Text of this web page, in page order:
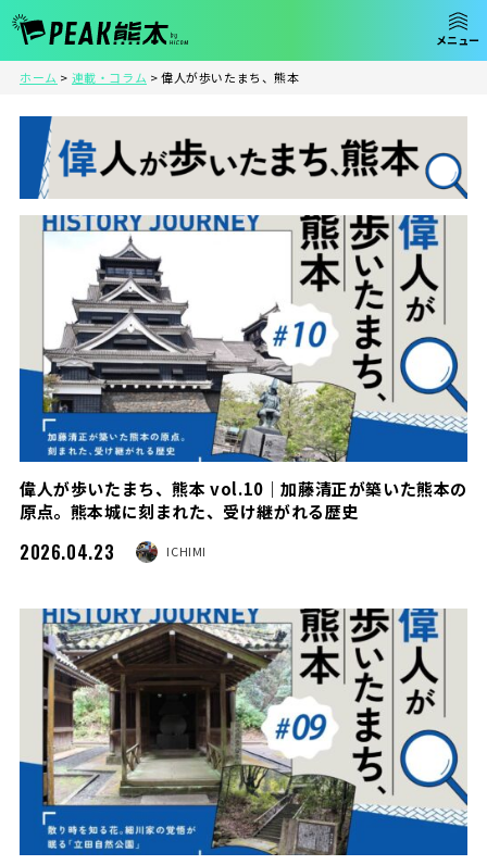
ホーム > 連載・コラム >偉人が歩いたまち、熊本
偉人が歩いたまち、熊本 vol.10｜加藤清正が築いた熊本の
原点。熊本城に刻まれた、受け継がれる歴史
2026.04.23 ICHIMI